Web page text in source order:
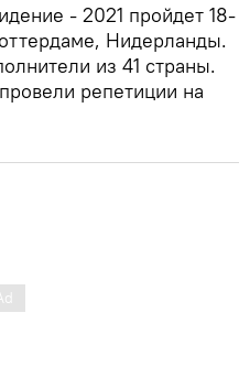
- 2021 пройдет 18-
Нидерланды.
из 41 страны.
репетиции на